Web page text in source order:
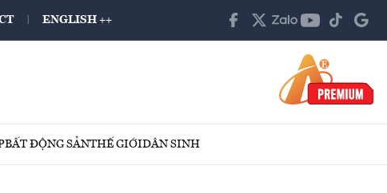
ENGLISH ++
BẤT ĐỘNG SẢNTHẾ GIỚIDÂN SINH